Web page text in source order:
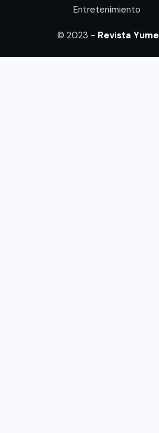
Entretenimiento
© 2023 - Revista Yume